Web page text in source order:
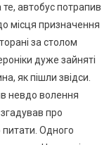
автобус потрапив
місця призначення
за столом
дуже зайняті
як пішли звідси.
невдо волення
про
питати. Одного